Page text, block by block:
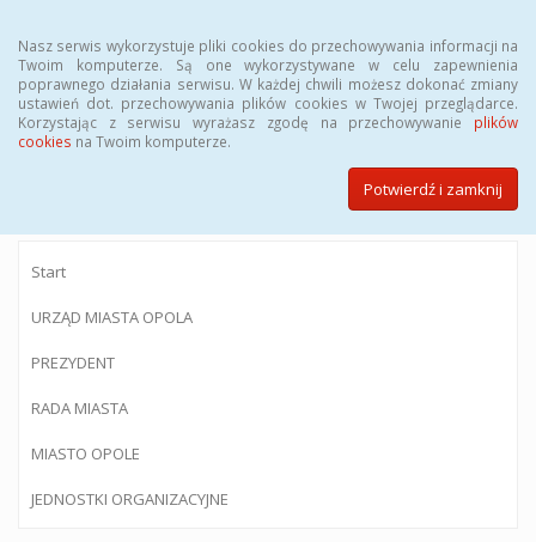
Nasz serwis wykorzystuje pliki cookies do przechowywania informacji na
Twoim komputerze. Są one wykorzystywane w celu zapewnienia
poprawnego działania serwisu. W każdej chwili możesz dokonać zmiany
ustawień dot. przechowywania plików cookies w Twojej przeglądarce.
Korzystając z serwisu wyrażasz zgodę na przechowywanie plików
cookies na Twoim komputerze.
Potwierdź i zamknij
BIULETYN INFORMACJI PUBLICZNEJ
Urzędu Miasta Opola
Start
URZĄD MIASTA OPOLA
PREZYDENT
RADA MIASTA
MIASTO OPOLE
JEDNOSTKI ORGANIZACYJNE